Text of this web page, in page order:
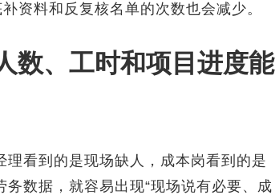
资料和反复核名单的次数也会减少。
数、工时和项目进度能
看到的是现场缺人，成本岗看到的是
数据，就容易出现“现场说有必要、成